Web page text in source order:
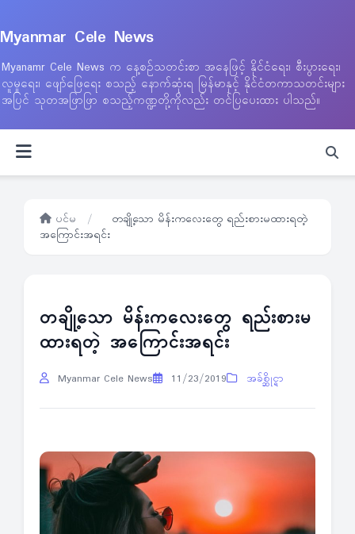
Myanmar Cele News
Myanamr Cele News က နေ့စဉ်သတင်းစာ အနေဖြင့် နိုင်ငံရေး၊ စီးပွားရေး၊
လူမှုရေး၊ ဖျော်ဖြေရေး စသည့် နောက်ဆုံးရ မြန်မာနှင့် နိုင်ငံတကာသတင်းများ
အပြင် သုတအဖြာဖြာ စသည့်ကဏ္ဍတို့ကိုလည်း တင်ပြပေးထား ပါသည်။
ပင်မ /
တချို့သော မိန်းကလေးတွေ ရည်းစားမထားရတဲ့
အကြောင်းအရင်း
တချို့သော မိန်းကလေးတွေ ရည်းစားမ
ထားရတဲ့ အကြောင်းအရင်း
Myanmar Cele News 11/23/2019 အခ်စ္ဆိုင္ရာ